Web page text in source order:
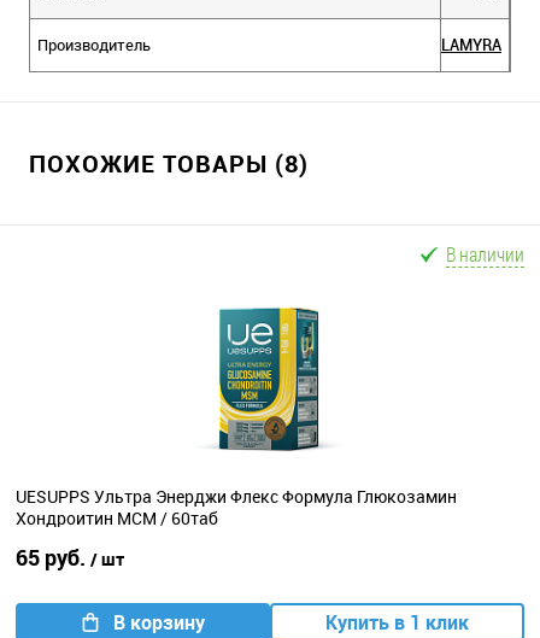
Производитель LAMYRA
ПОХОЖИЕ ТОВАРЫ (8)
В наличии
UESUPPS Ультра Энерджи Флекс Формула Глюкозамин
Хондроитин МСМ / 60таб
65 руб. / шт
В корзину Купить в 1 клик